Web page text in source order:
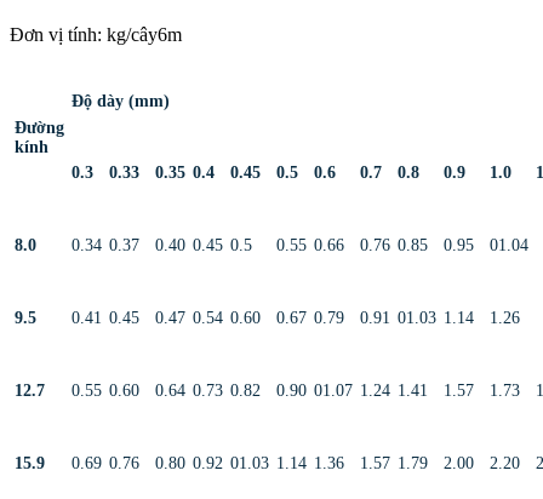
Đơn vị tính: kg/cây6m
Đường
kính
Độ dày (mm)
0.3 0.33 0.35 0.4 0.45 0.5 0.6 0.7 0.8 0.9 1.0
8.0 0.34 0.37 0.40 0.45 0.5 0.55 0.66 0.76 0.85 0.95 01.04
9.5 0.41 0.45 0.47 0.54 0.60 0.67 0.79 0.91 01.03 1.14 1.26
12.7 0.55 0.60 0.64 0.73 0.82 0.90 01.07 1.24 1.41 1.57 1.73
15.9 0.69 0.76 0.80 0.92 01.03 1.14 1.36 1.57 1.79 2.00 2.20